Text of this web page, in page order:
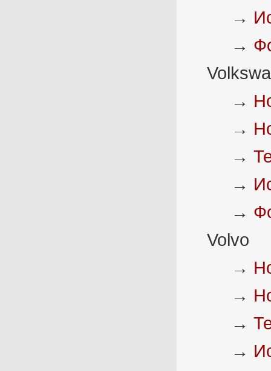
→
→
→
→
→
→
→
Volvo
→
→
→
→